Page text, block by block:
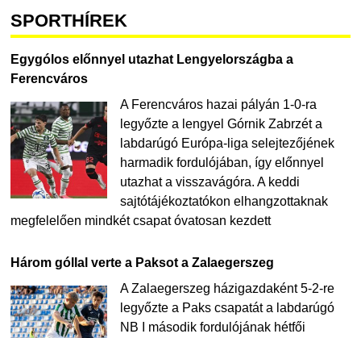
SPORTHÍREK
Egygólos előnnyel utazhat Lengyelországba a
Ferencváros
A Ferencváros hazai pályán 1-0-ra
legyőzte a lengyel Górnik Zabrzét a
labdarúgó Európa-liga selejtezőjének
harmadik fordulójában, így előnnyel
utazhat a visszavágóra. A keddi
sajtótájékoztatókon elhangzottaknak
megfelelően mindkét csapat óvatosan kezdett
Három góllal verte a Paksot a Zalaegerszeg
A Zalaegerszeg házigazdaként 5-2-re
legyőzte a Paks csapatát a labdarúgó
NB I második fordulójának hétfői